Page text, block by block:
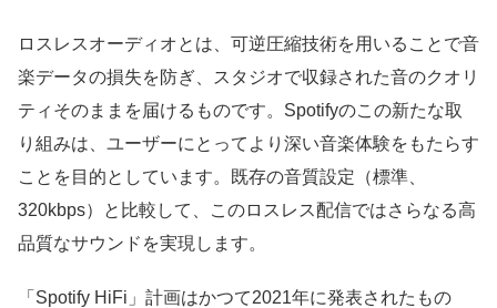
ロスレスオーディオとは、可逆圧縮技術を用いることで音
楽データの損失を防ぎ、スタジオで収録された音のクオリ
ティそのままを届けるものです。Spotifyのこの新たな取
り組みは、ユーザーにとってより深い音楽体験をもたらす
ことを目的としています。既存の音質設定（標準、
320kbps）と比較して、このロスレス配信ではさらなる高
品質なサウンドを実現します。
「Spotify HiFi」計画はかつて2021年に発表されたもの